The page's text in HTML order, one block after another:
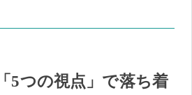
5つの視点」で落ち着